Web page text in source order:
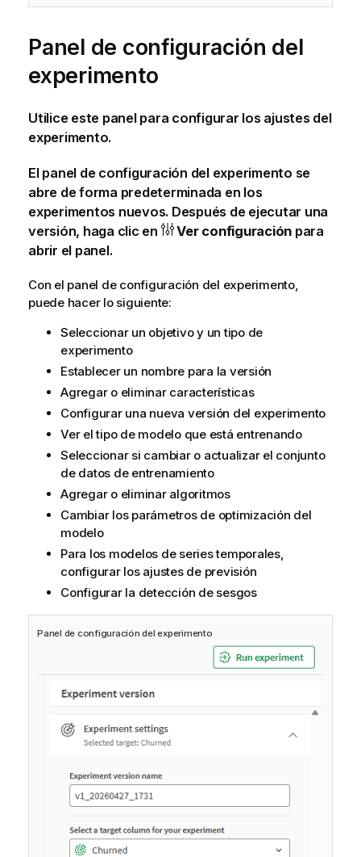
Panel de configuración del
experimento
Utilice este panel para configurar los ajustes del
experimento.
El panel de configuración del experimento se
abre de forma predeterminada en los
experimentos nuevos. Después de ejecutar una
versión, haga clic en
Ver configuración para
abrir el panel.
Con el panel de configuración del experimento,
puede hacer lo siguiente:
Seleccionar un objetivoy un tipo de
experimento
Establecer un nombre para la versión
Agregar o eliminar características
Configurar una nueva versión del experimento
Ver el tipo de modelo que está entrenando
Seleccionar si cambiar o actualizar el conjunto
de datos de entrenamiento
Agregar o eliminar algoritmos
Cambiar los parámetros de optimización del
modelo
Para los modelos de series temporales,
configurar los ajustes de previsión
Configurar la detección de sesgos
Panel de configuración del experimento